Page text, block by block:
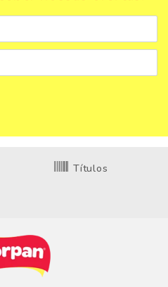
Títulos